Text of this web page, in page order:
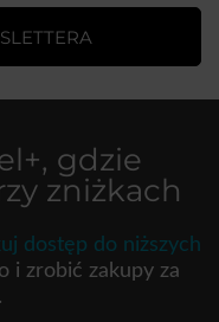
, gdzie
zniżkach
dostęp do niższych
i zrobić zakupy za